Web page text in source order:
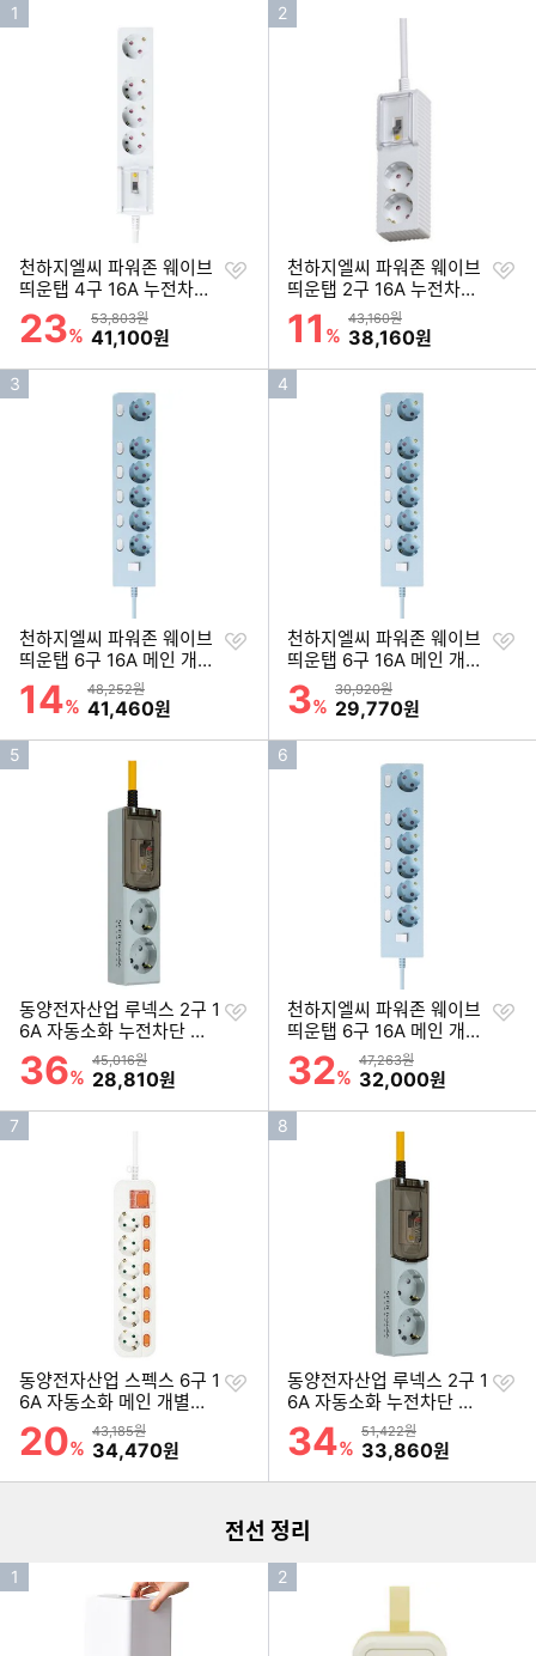
인1
천하지엘씨 파워존 웨이브
띄운탭 4구 16A 누전차단
자동소화 고용량 멀티탭 (5
m)
할인률
23%
상품금액
53,803원
할인금액
41,100원
찜
인
2
천하지엘씨 파워존 웨이브
띄운탭 2구 16A 누전차단
자동소화 고용량 멀티탭 (3
m)
할인률
11 %
상품금액
43,160원
할인금액
38,160원
찜
인
3
천하지엘씨 파워존 웨이브
띄운탭 6구 16A 메인 개별
스위치 자동소화 멀티탭 (5
m)
할인률
14%
상품금액
48,252원
할인금액
41,460원
찜
인
4
천하지엘씨 파워존 웨이브
띄운탭 6구 16A 메인 개별
스위치 자동소화 멀티탭
(0.5m)
할인률
3%
상품금액
30,920원
할인금액
29,770원
찜
인
5
동양전자산업 루넥스 2구 1
6A 자동소화 누전차단 고
용량 멀티탭 (3m)
할인률
36%
상품금액
45,016원
할인금액
28,810원
찜
인
6
천하지엘씨 파워존 웨이브
띄운탭 6구 16A 메인 개별
스위치 자동소화 멀티탭 (1.
5m)
할인률
32%
상품금액
47,263원
할인금액
32,000원
찜
인
7
동양전자산업 스펙스 6구 1
6A 자동소화 메인 개별스
위치 멀티탭 (1.5m)
할인률
20%
상품금액
43,185원
할인금액
34,470원
찜
인
8
동양전자산업 루넥스 2구 1
6A 자동소화 누전차단 고
용량 멀티탭 (5m)
할인률
34%
상품금액
51,422원
할인금액
33,860원
찜
전선 정리
인1
인
2